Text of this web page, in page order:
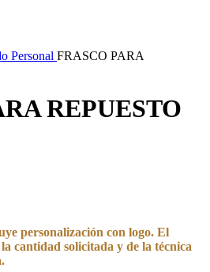
Personal FRASCO PARA
REPUESTO
personalización con logo. El
cantidad solicitada y de la técnica